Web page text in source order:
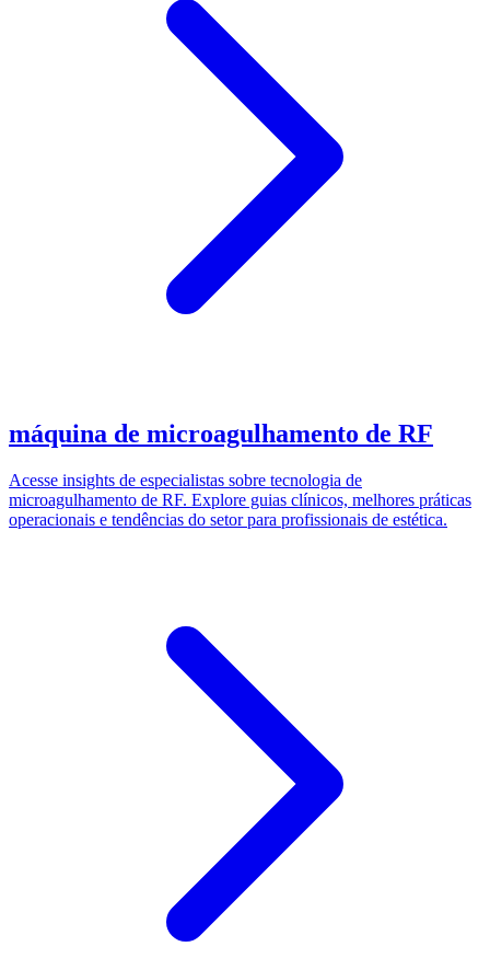
máquina de microagulhamento de RF
Acesse insights de especialistas sobre tecnologia de
microagulhamento de RF. Explore guias clínicos, melhores práticas
operacionais e tendências do setor para profissionais de estética.